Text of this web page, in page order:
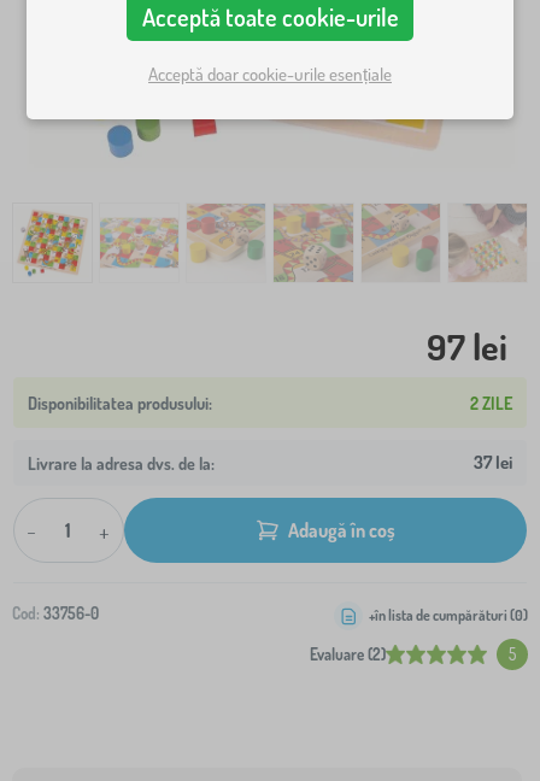
97 lei
2 ZILE
Livrare la adresa dvs. de la: 37 lei
- + Adaugă în coș
Cod: 33756-0
Evaluare (2) 5
+în lista de cumpărături (0)
Acceptă toate cookie-urile
Acceptă doar cookie-urile esențiale